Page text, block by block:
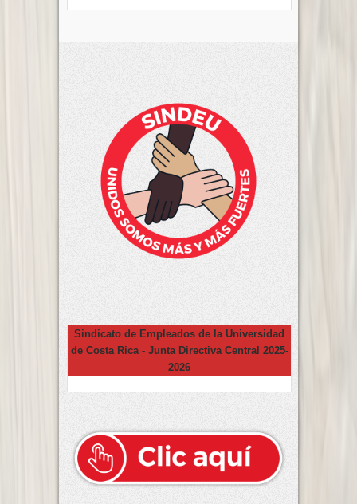
Sindicato de Empleados de la Universidad
de Costa Rica - Junta Directiva Central 2025-
2026